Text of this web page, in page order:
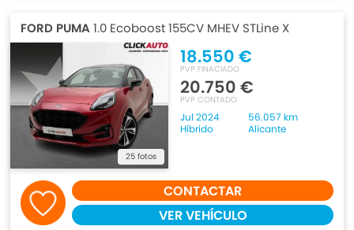
FORD PUMA1.0 Ecoboost 155CV MHEV STLine X
25 fotos
18.550 €
PVP FINACIADO
20.750 €
PVP CONTADO
Jul 2024
56.057 km
Híbrido
Alicante
CONTACTAR
VER VEHÍCULO